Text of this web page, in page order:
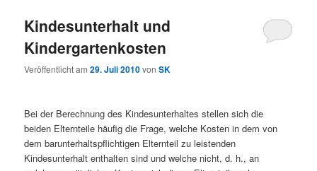
Kindesunterhalt und
Kindergartenkosten
Veröffentlicht am29. Juli 2010vonSK
Bei der Berechnung des Kindesunterhaltes stellen sich die
beiden Elternteile häufig die Frage, welche Kosten in dem von
dem barunterhaltspflichtigen Elternteil zu leistenden
Kindesunterhalt enthalten sind und welche nicht, d. h., an